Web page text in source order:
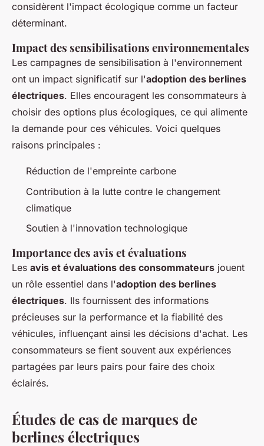
considèrent l'impact écologique comme un facteur
déterminant.
Impact des sensibilisations environnementales
Les campagnes de sensibilisation à l'environnement
ont un impact significatif sur l'adoption des berlines
électriques. Elles encouragent les consommateurs à
choisir des options plus écologiques, ce qui alimente
la demande pour ces véhicules. Voici quelques
raisons principales :
Réduction de l'empreinte carbone
Contribution à la lutte contre le changement
climatique
Soutien à l'innovation technologique
Importance des avis et évaluations
Les avis et évaluations des consommateurs jouent
un rôle essentiel dans l'adoption des berlines
électriques. Ils fournissent des informations
précieuses sur la performance et la fiabilité des
véhicules, influençant ainsi les décisions d'achat. Les
consommateurs se fient souvent aux expériences
partagées par leurs pairs pour faire des choix
éclairés.
Études de cas de marques de
berlines électriques